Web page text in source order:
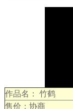
作品名： 竹鹤
售价：协商